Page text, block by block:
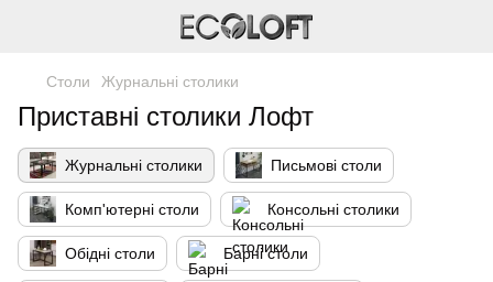
Столи Журнальні столики
Приставні столики Лофт
Журнальні столики Письмові столи
Комп'ютерні столи Консольні столики
Обідні столи Барні столи